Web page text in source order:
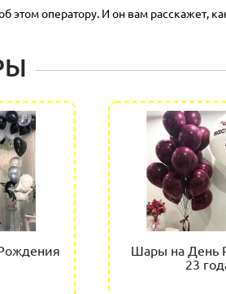
этом оператору. И он вам расскажет,
Шары на День
23